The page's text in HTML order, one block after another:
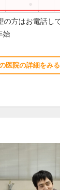
の方はお電話し
始
医院の詳細をみる